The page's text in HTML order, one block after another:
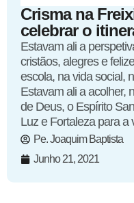
Crisma na
celebrar o
Estavam ali a
cristãos, alegres e
escola, na vida social,
Estavam ali a acolher,
de Deus, o Espírito
Luz e Fortaleza para a
Pe. Joaquim Baptista
Junho 21, 2021